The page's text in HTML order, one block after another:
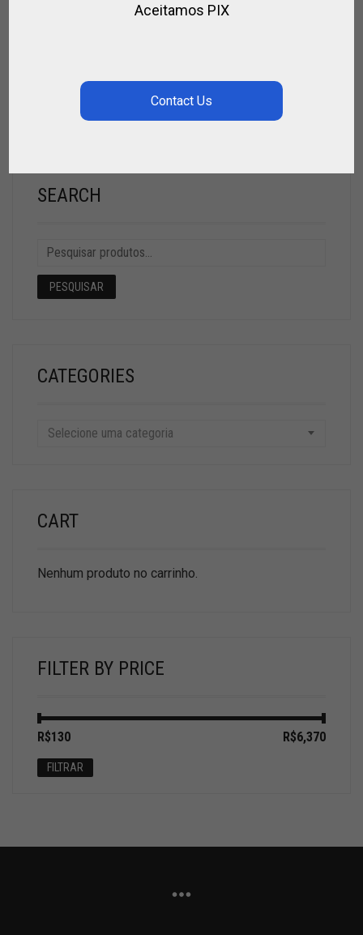
AÇO / HIPISMO,AÇO / POLO,CAVALO,PARA CAVALO,PARA MONTAR
182,00
SEARCH
PESQUISAR
CATEGORIES
Selecione uma categoria
CART
Nenhum produto no carrinho.
FILTER BY PRICE
Preço
Preço
FILTRAR
R$130 R$6,370
Aceitamos PIX